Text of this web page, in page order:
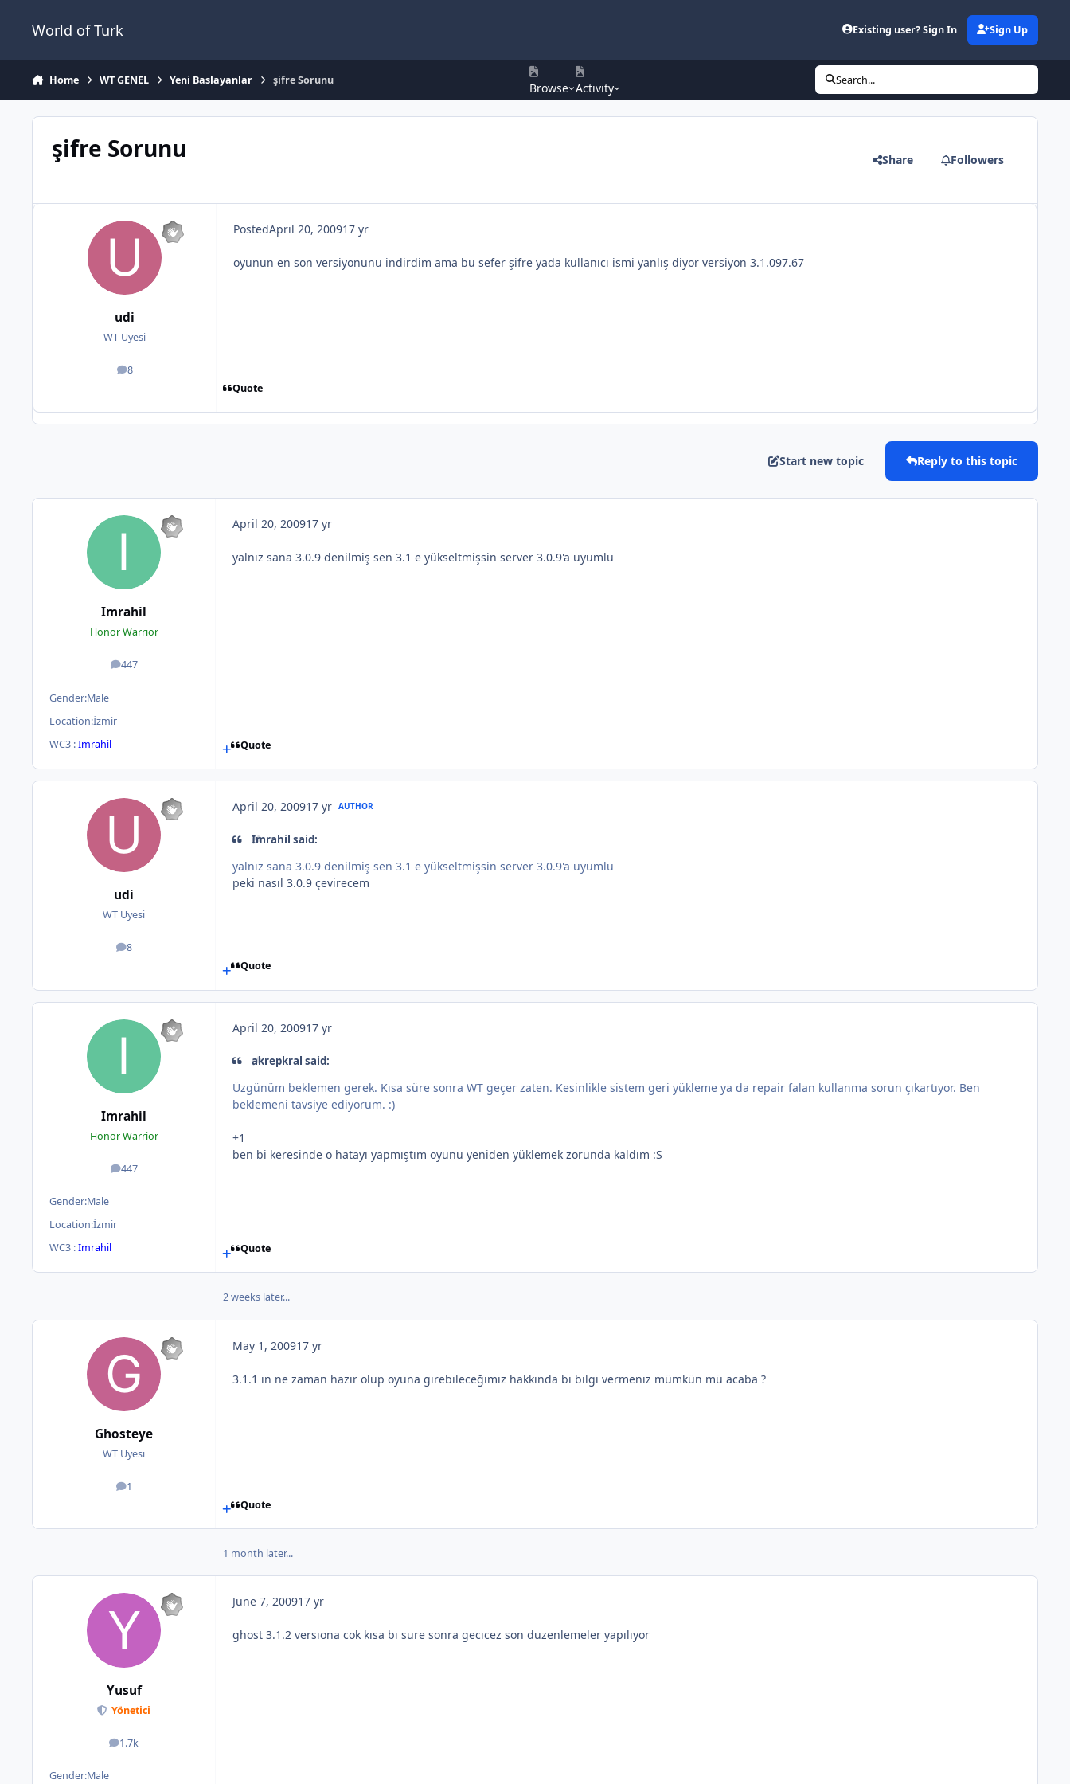
World of Turk Existing user? Sign In Sign Up
Home WT GENEL Yeni Baslayanlar şifre Sorunu
Browse Activity
Search...
şifre Sorunu Share Followers
udi
WT Uyesi
8
posts
PostedApril 20, 200917 yr
oyunun en son versiyonunu indirdim ama bu sefer şifre yada kullanıcı ismi yanlış diyor versiyon 3.1.097.67
Quote
Start new topic Reply to this topic
Imrahil
Honor Warrior
447
posts
Gender:Male
Location:İzmir
WC3 :Imrahil
April 20, 200917 yr
yalnız sana 3.0.9 denilmiş sen 3.1 e yükseltmişsin server 3.0.9'a uyumlu
Quote
udi
WT Uyesi
8
posts
April 20, 200917 yr AUTHOR
Imrahil said:
yalnız sana 3.0.9 denilmiş sen 3.1 e yükseltmişsin server 3.0.9'a uyumlu
peki nasıl 3.0.9 çevirecem
Quote
Imrahil
Honor Warrior
447
posts
Gender:Male
Location:İzmir
WC3 :Imrahil
April 20, 200917 yr
akrepkral said:
Üzgünüm beklemen gerek. Kısa süre sonra WT geçer zaten. Kesinlikle sistem geri yükleme ya da repair falan kullanma sorun çıkartıyor. Ben
beklemeni tavsiye ediyorum. :)
+1
ben bi keresinde o hatayı yapmıştım oyunu yeniden yüklemek zorunda kaldım :S
Quote
2 weeks later...
Ghosteye
WT Uyesi
1
posts
May 1, 200917 yr
3.1.1 in ne zaman hazır olup oyuna girebileceğimiz hakkında bi bilgi vermeniz mümkün mü acaba ?
Quote
1 month later...
Yusuf
Yönetici
1.7k
posts
Gender:Male
June 7, 200917 yr
ghost 3.1.2 versıona cok kısa bı sure sonra gecıcez son duzenlemeler yapılıyor